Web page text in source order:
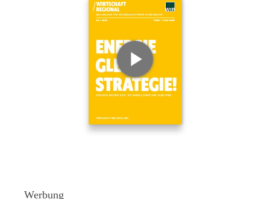
Werbung